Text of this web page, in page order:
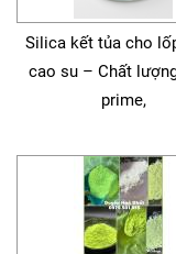
Silica kết tủa cho
cao su – Chất
prime,